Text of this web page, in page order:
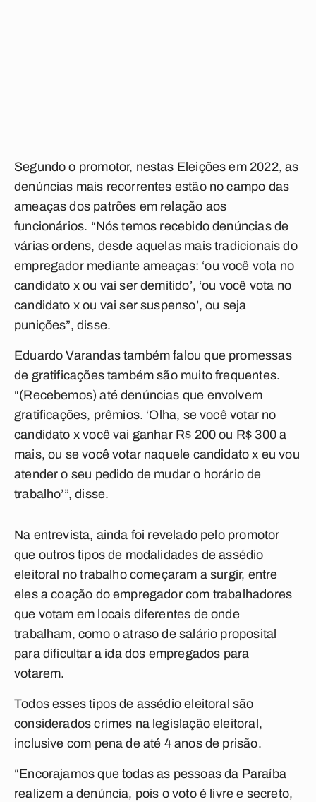
Segundo o promotor, nestas Eleições em 2022, as
denúncias mais recorrentes estão no campo das
ameaças dos patrões em relação aos
funcionários. “Nós temos recebido denúncias de
várias ordens, desde aquelas mais tradicionais do
empregador mediante ameaças: ‘ou você vota no
candidato x ou vai ser demitido’, ‘ou você vota no
candidato x ou vai ser suspenso’, ou seja
punições”, disse.
Eduardo Varandas também falou que promessas
de gratificações também são muito frequentes.
“(Recebemos) até denúncias que envolvem
gratificações, prêmios. ‘Olha, se você votar no
candidato x você vai ganhar R$ 200 ou R$ 300 a
mais, ou se você votar naquele candidato x eu vou
atender o seu pedido de mudar o horário de
trabalho’”, disse.
Na entrevista, ainda foi revelado pelo promotor
que outros tipos de modalidades de assédio
eleitoral no trabalho começaram a surgir, entre
eles a coação do empregador com trabalhadores
que votam em locais diferentes de onde
trabalham, como o atraso de salário proposital
para dificultar a ida dos empregados para
votarem.
Todos esses tipos de assédio eleitoral são
considerados crimes na legislação eleitoral,
inclusive com pena de até 4 anos de prisão.
“Encorajamos que todas as pessoas da Paraíba
realizem a denúncia, pois o voto é livre e secreto,